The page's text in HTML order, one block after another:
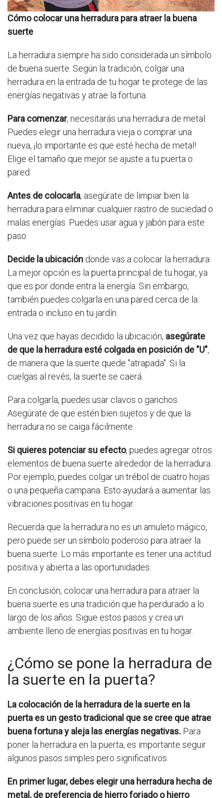
Cómo colocar una herradura para atraer la buena
suerte
La herradura siempre ha sido considerada un símbolo
de buena suerte. Según la tradición, colgar una
herradura en la entrada de tu hogar te protege de las
energías negativas y atrae la fortuna.
Para comenzar, necesitarás una herradura de metal.
Puedes elegir una herradura vieja o comprar una
nueva, ¡lo importante es que esté hecha de metal!
Elige el tamaño que mejor se ajuste a tu puerta o
pared.
Antes de colocarla, asegúrate de limpiar bien la
herradura para eliminar cualquier rastro de suciedad o
malas energías. Puedes usar agua y jabón para este
paso.
Decide la ubicación donde vas a colocar la herradura.
La mejor opción es la puerta principal de tu hogar, ya
que es por donde entra la energía. Sin embargo,
también puedes colgarla en una pared cerca de la
entrada o incluso en tu jardín.
Una vez que hayas decidido la ubicación, asegúrate
de que la herradura esté colgada en posición de "U",
de manera que la suerte quede "atrapada". Si la
cuelgas al revés, la suerte se caerá.
Para colgarla, puedes usar clavos o ganchos.
Asegúrate de que estén bien sujetos y de que la
herradura no se caiga fácilmente.
Si quieres potenciar su efecto, puedes agregar otros
elementos de buena suerte alrededor de la herradura.
Por ejemplo, puedes colgar un trébol de cuatro hojas
o una pequeña campana. Esto ayudará a aumentar las
vibraciones positivas en tu hogar.
Recuerda que la herradura no es un amuleto mágico,
pero puede ser un símbolo poderoso para atraer la
buena suerte. Lo más importante es tener una actitud
positiva y abierta a las oportunidades.
En conclusión, colocar una herradura para atraer la
buena suerte es una tradición que ha perdurado a lo
largo de los años. Sigue estos pasos y crea un
ambiente lleno de energías positivas en tu hogar.
¿Cómo se pone la herradura de
la suerte en la puerta?
La colocación de la herradura de la suerte en la
puerta es un gesto tradicional que se cree que atrae
buena fortuna y aleja las energías negativas. Para
poner la herradura en la puerta, es importante seguir
algunos pasos simples pero significativos.
En primer lugar, debes elegir una herradura hecha de
metal, de preferencia de hierro forjado o hierro